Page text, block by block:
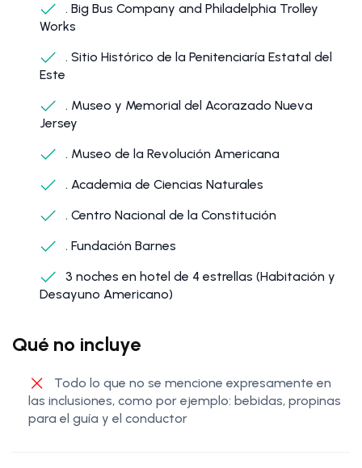
. Big Bus Company and Philadelphia Trolley
Works
. Sitio Histórico de la Penitenciaría Estatal del
Este
. Museo y Memorial del Acorazado Nueva
Jersey
. Museo de la Revolución Americana
. Academia de Ciencias Naturales
. Centro Nacional de la Constitución
. Fundación Barnes
3 noches en hotel de 4 estrellas (Habitación y
Desayuno Americano)
Qué no incluye
Todo lo que no se mencione expresamente en
las inclusiones, como por ejemplo: bebidas, propinas
para el guía y el conductor